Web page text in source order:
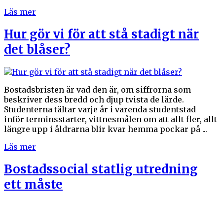
Läs mer
Hur gör vi för att stå stadigt när
det blåser?
Bostadsbristen är vad den är, om siffrorna som
beskriver dess bredd och djup tvista de lärde.
Studenterna tältar varje år i varenda studentstad
inför terminsstarter, vittnesmålen om att allt fler, allt
längre upp i åldrarna blir kvar hemma pockar på ...
Läs mer
Bostadssocial statlig utredning
ett måste